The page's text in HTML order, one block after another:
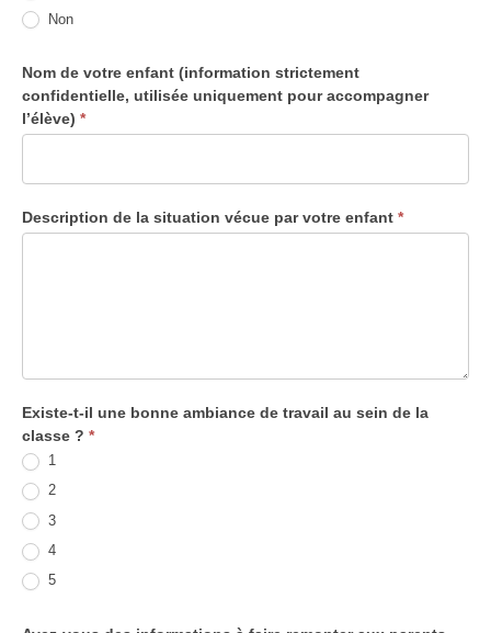
Non
Nom de votre enfant (information strictement
confidentielle, utilisée uniquement pour accompagner
l’élève) *
Description de la situation vécue par votre enfant *
Existe-t-il une bonne ambiance de travail au sein de la
classe ? *
1
2
3
4
5